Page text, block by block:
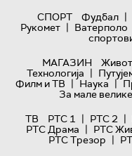
СПОРТ
Фудбал |
Рукомет | Ватерполо
МАГАЗИН
Живот
Технологијa |
Филм и ТВ | Наука |
За мале
ТВ
РТС 1 | РТС 2 |
РТС Драма | РТС
РТС Трезор |